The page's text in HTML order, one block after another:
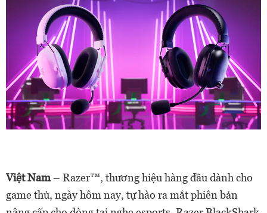
Việt Nam – Razer™, thương hiệu hàng đầu dành cho
game thủ, ngàyhôm nay, tự hào ra mắt phiên bản